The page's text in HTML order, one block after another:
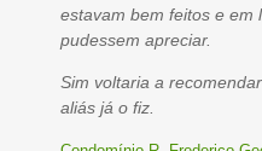
estavam bem feitos e em
pudessem apreciar.
Sim voltaria a
aliás já o fiz.